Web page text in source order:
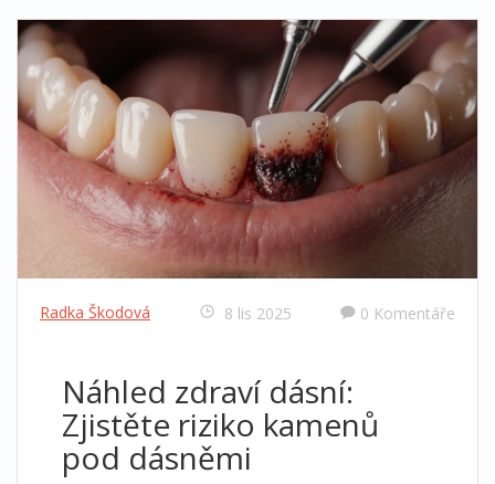
Radka Škodová 8 lis 2025 0 Komentáře
Náhled zdraví dásní:
Zjistěte riziko kamenů
pod dásněmi